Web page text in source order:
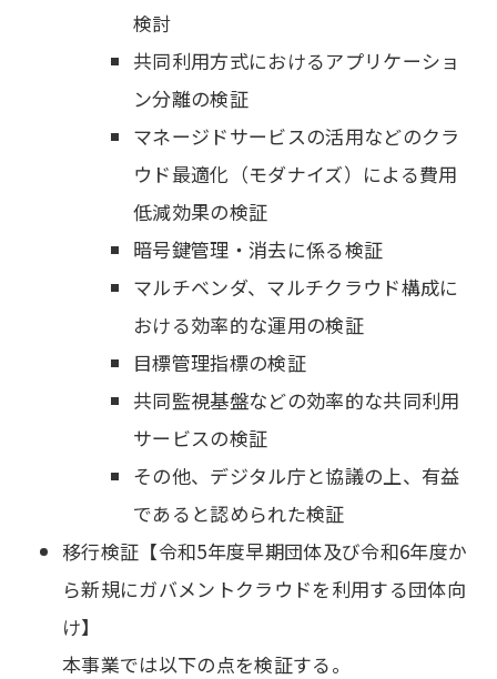
検討
共同利用方式におけるアプリケーショ
ン分離の検証
マネージドサービスの活用などのクラ
ウド最適化（モダナイズ）による費用
低減効果の検証
暗号鍵管理・消去に係る検証
マルチベンダ、マルチクラウド構成に
おける効率的な運用の検証
目標管理指標の検証
共同監視基盤などの効率的な共同利用
サービスの検証
その他、デジタル庁と協議の上、有益
であると認められた検証
移行検証【令和5年度早期団体及び令和6年度か
ら新規にガバメントクラウドを利用する団体向
け】
本事業では以下の点を検証する。